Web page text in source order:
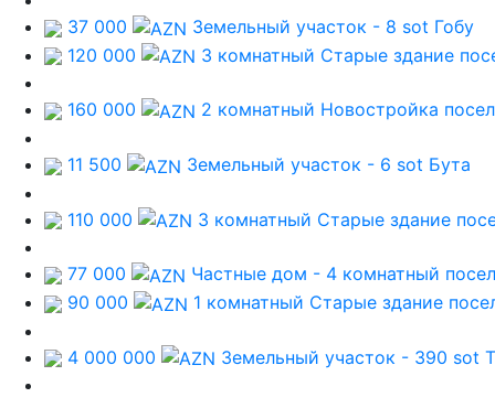
37 000 Земельный участок - 8 sot Гобу
120 000
3 комнатный Старые здание
160 000 2 комнатный Новостройка
11 500 Земельный участок - 6 sot Бута
110 000 3 комнатный Старые здание
77 000 Частные дом - 4 комнатный
90 000
1 комнатный Старые здание
4 000 000 Земельный участок - 390 sot